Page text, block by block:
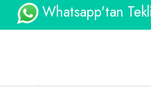
Whatsapp'tan